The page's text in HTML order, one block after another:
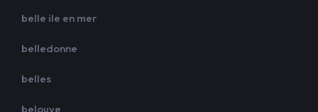
belle ile en mer
belledonne
belles
belouve